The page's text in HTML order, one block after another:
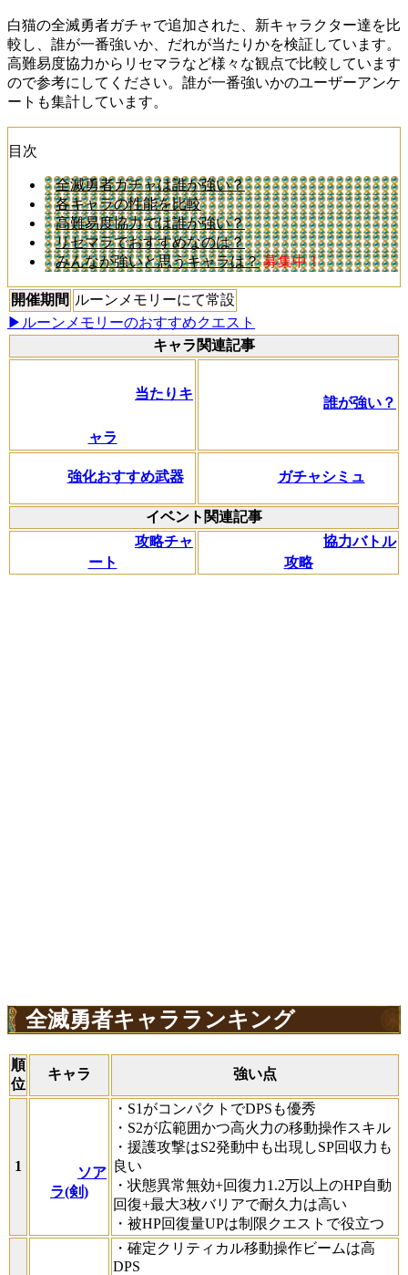
白猫の全滅勇者ガチャで追加された、新キャラクター達を比
較し、誰が一番強いか、だれが当たりかを検証しています。
高難易度協力からリセマラなど様々な観点で比較しています
ので参考にしてください。誰が一番強いかのユーザーアンケ
ートも集計しています。
目次
全滅勇者ガチャは誰が強い？
各キャラの性能を比較
高難易度協力では誰が強い？
リセマラでおすすめなのは？
みんなが強いと思うキャラは？ 募集中！
開催期間 ルーンメモリーにて常設
▶ルーンメモリーのおすすめクエスト
キャラ関連記事
当たりキ
ャラ
誰が強い？
強化おすすめ武器 ガチャシミュ
イベント関連記事
攻略チャ
ート
協力バトル
攻略
全滅勇者キャラランキング
順
位
キャラ 強い点
1
ソア
ラ(剣)
・S1がコンパクトでDPSも優秀
・S2が広範囲かつ高火力の移動操作スキル
・援護攻撃はS2発動中も出現しSP回収力も
良い
・状態異常無効+回復力1.2万以上のHP自動
回復+最大3枚バリアで耐久力は高い
・被HP回復量UPは制限クエストで役立つ
・確定クリティカル移動操作ビームは高
DPS